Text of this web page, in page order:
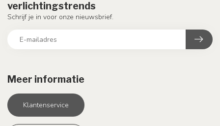
Meer informatie
Klantenservice
verlichtingstrends
Schrijf je in voor onze nieuwsbrief.